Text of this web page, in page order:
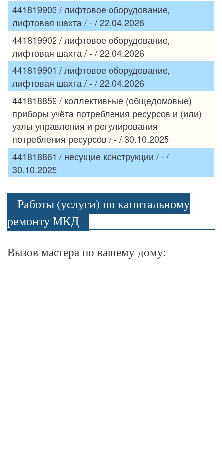
441819903 / лифтовое оборудование,
лифтовая шахта / - / 22.04.2026
441819902 / лифтовое оборудование,
лифтовая шахта / - / 22.04.2026
441819901 / лифтовое оборудование,
лифтовая шахта / - / 22.04.2026
441818859 / коллективные (общедомовые)
приборы учёта потребления ресурсов и (или)
узлы управления и регулирования
потребления ресурсов / - / 30.10.2025
441818861 / несущие конструкции / - /
30.10.2025
Работы (услуги) по капитальному
ремонту МКД
Вызов мастера по вашему дому: